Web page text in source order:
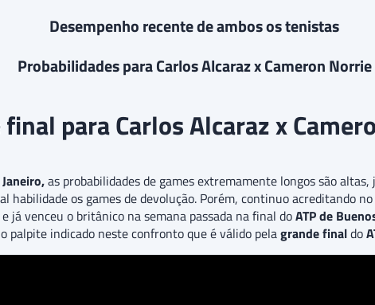
Desempenho recente de ambos os tenistas
Probabilidades para Carlos Alcaraz x Cameron Norrie
para Carlos Alcaraz x
as probabilidades de games extremamente longos são
habilidade os games de devolução. Porém, continuo acreditando
já venceu o britânico na semana passada na final doATP de
palpite indicado neste confronto que é válido pelagrande finaldo